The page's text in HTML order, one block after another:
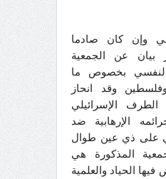
وإن كان صادما
بيان عن الجمعية
النفسي بخصوص ما
وقد انحاز
الإسرائيلي
الإرهابية ضد
على ذي عين طوال
المذكورة هي
الحياد والعلمية